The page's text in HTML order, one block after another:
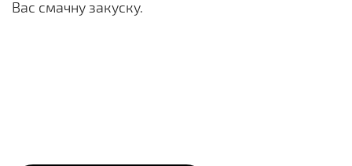
Вас смачну закуску.